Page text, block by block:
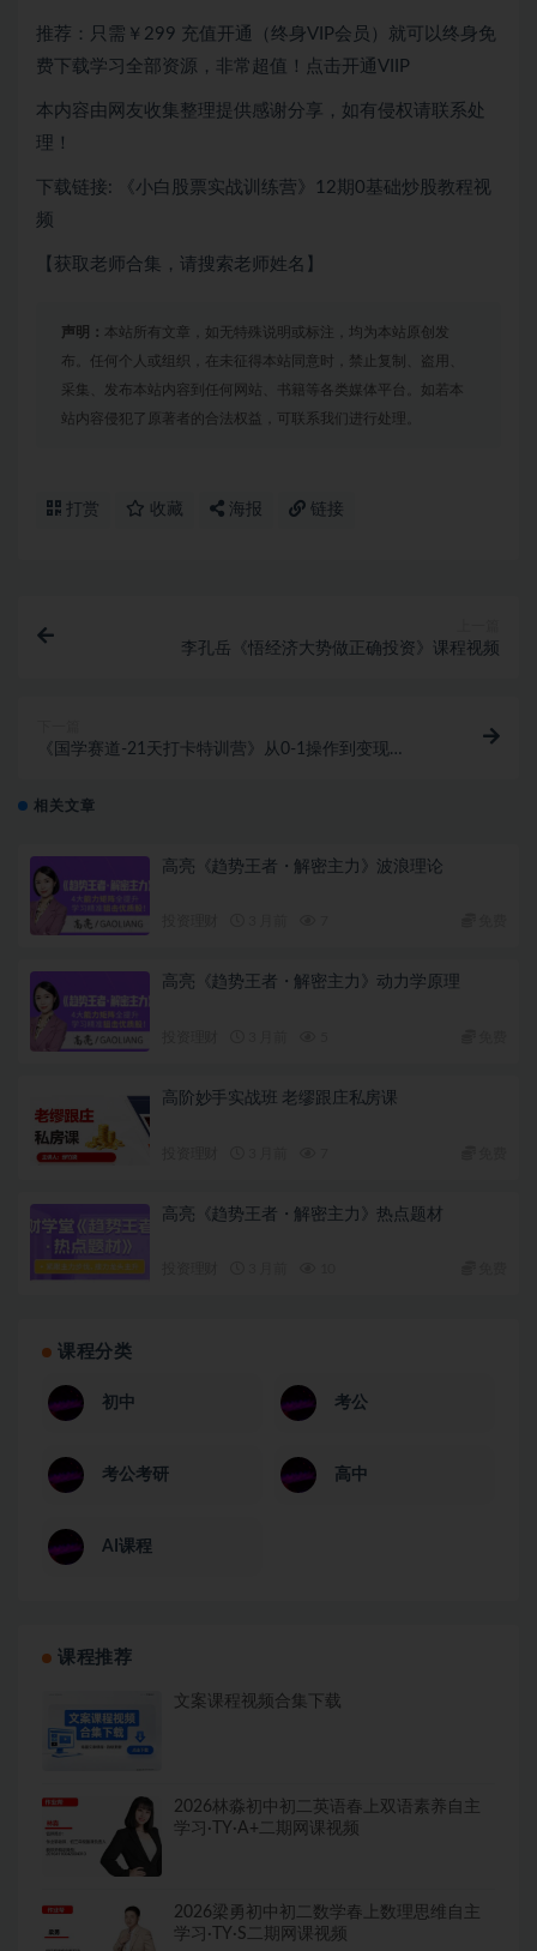
推荐：只需￥299 充值开通（终身VIP会员）就可以 终身免
费下载学习全部资源，非常超值！点击开通VIIP
本内容由网友收集整理提供感谢分享，如有侵权请联系处
理！
下载链接: 《小白股票实战训练营》12期0基础炒股教程视
频
【获取老师合集，请搜索老师姓名】
声明： 本站所有文章，如无特殊说明或标注，均为本站原创发
布。任何个人或组织，在未征得本站同意时，禁止复制、盗用、
采集、发布本站内容到任何网站、书籍等各类媒体平台。如若本
站内容侵犯了原著者的合法权益，可联系我们进行处理。
打赏 收藏 海报 链接
李孔岳《悟经济大势做正确投资》课程视频
《国学赛道-21天打卡特训营》从0-1操作到变现
相关文章
高亮《趋势王者・解密主力》波浪理论
高亮《趋势王者・解密主力》动力学原理
高阶妙手实战班 老缪跟庄私房课
高亮《趋势王者・解密主力》热点题材
课程分类
初中 考公
考公考研 高中
AI课程
课程推荐
文案课程视频合集下载
2026林淼初中初二英语春上双语素养自主
学习·TY·A+二期网课视频
2026梁勇初中初二数学春上数理思维自主
学习·TY·S二期网课视频